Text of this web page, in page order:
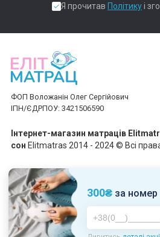
300₴за номер
Я прочитав Політикуі
ФОП Воложанін Олег Сергійович
ІПН/ЄДРПОУ: 3421506590
Інтернет-магазин матраців
сон Elitmatras 2014 - 2024 © Всі
Приймаємо платежі
Пн-Пт: 10:00 - 19:00